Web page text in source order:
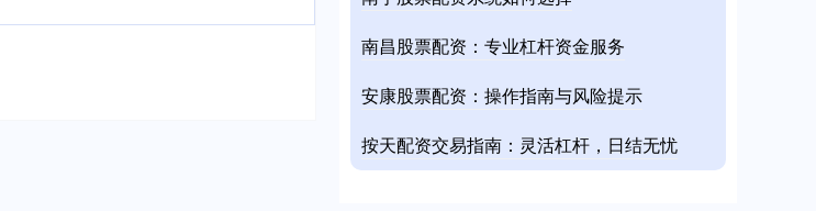
南昌股票配资：专业杠杆资金服务
安康股票配资：操作指南与风险提示
按天配资交易指南：灵活杠杆，日结无忧